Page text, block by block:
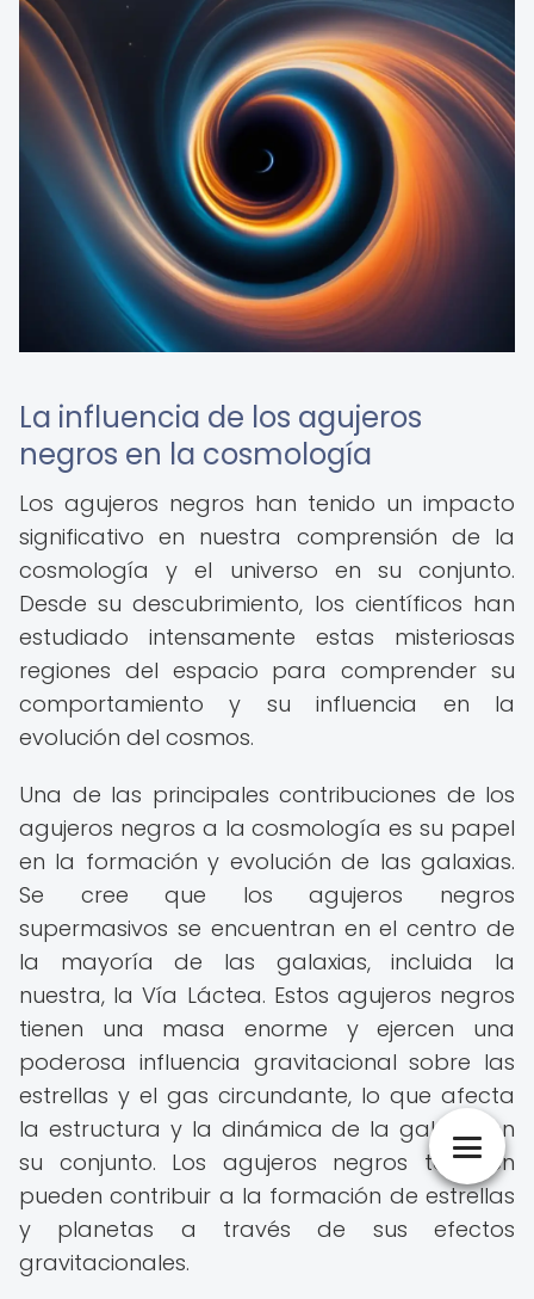
La influencia de los agujeros
negros en la cosmología
Los agujeros negros han tenido un impacto
significativo en nuestra comprensión de la
cosmología y el universo en su conjunto.
Desde su descubrimiento, los científicos han
estudiado intensamente estas misteriosas
regiones del espacio para comprender su
comportamiento y su influencia en la
evolución del cosmos.
Una de las principales contribuciones de los
agujeros negros a la cosmología es su papel
en la formación y evolución de las galaxias.
Se cree que los agujeros negros
supermasivos se encuentran en el centro de
la mayoría de las galaxias, incluida la
nuestra, la Vía Láctea. Estos agujeros negros
tienen una masa enorme y ejercen una
poderosa influencia gravitacional sobre las
estrellas y el gas circundante, lo que afecta
la estructura y la dinámica de la galaxia en
su conjunto. Los agujeros negros también
pueden contribuir a la formación de estrellas
y planetas a través de sus efectos
gravitacionales.